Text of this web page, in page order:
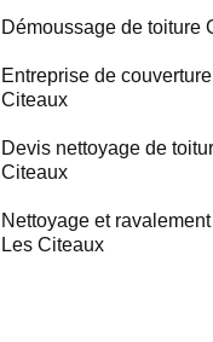
Démoussage de toiture
Entreprise de
Citeaux
Devis nettoyage de
Citeaux
Nettoyage et
Les Citeaux